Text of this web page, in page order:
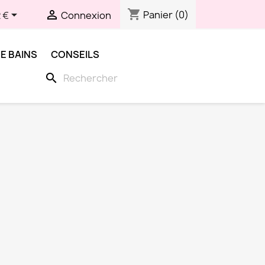
€  Connexion shopping_cart Panier (0)
BAINS CONSEILS
search